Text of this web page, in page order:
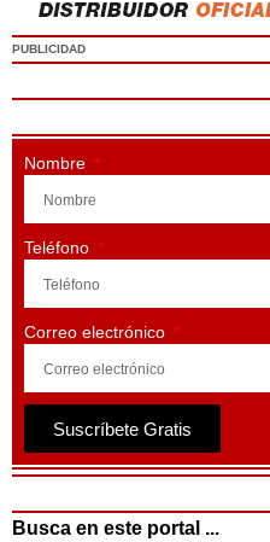
PUBLICIDAD
Nombre
Teléfono
Correo electrónico
Suscríbete Gratis
Busca en este portal ...